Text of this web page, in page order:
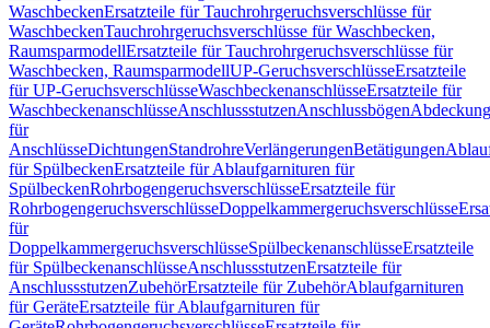
WaschbeckenErsatzteile für Tauchrohrgeruchsverschlüsse für
WaschbeckenTauchrohrgeruchsverschlüsse für Waschbecken,
RaumsparmodellErsatzteile für Tauchrohrgeruchsverschlüsse für
Waschbecken, RaumsparmodellUP-GeruchsverschlüsseErsatzteile
für UP-GeruchsverschlüsseWaschbeckenanschlüsseErsatzteile für
WaschbeckenanschlüsseAnschlussstutzenAnschlussbögen
für
AnschlüsseDichtungenStandrohreVerlängerungenBetätigungen
für SpülbeckenErsatzteile für Ablaufgarnituren für
SpülbeckenRohrbogengeruchsverschlüsseErsatzteile für
RohrbogengeruchsverschlüsseDoppelkammergeruchsverschlüsse
für
DoppelkammergeruchsverschlüsseSpülbeckenanschlüsseErsatzteile
für SpülbeckenanschlüsseAnschlussstutzenErsatzteile für
AnschlussstutzenZubehörErsatzteile für ZubehörAblaufgarnituren
für GeräteErsatzteile für Ablaufgarnituren für